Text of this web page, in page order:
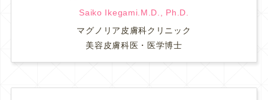
Saiko Ikegami.M.D., Ph.D.
マグノリア皮膚科クリニック
美容皮膚科医・医学博士